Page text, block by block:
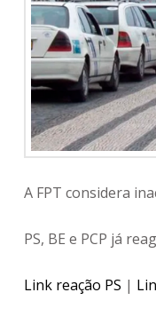
A FPT considera
PS, BE e PCP já
Link reação PS |